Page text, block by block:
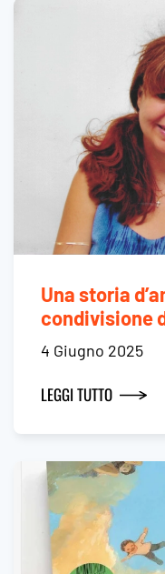
Una storia
condivisione
4 Giugno 2025
LEGGI TUTTO